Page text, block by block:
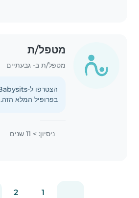
מטפל/ת
מטפל/ת ב- גבעתיים
בפרופיל המלא הזה.
ניסיון: > 11 שנים
1
2